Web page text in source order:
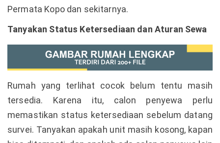
Permata Kopo dan sekitarnya.
Tanyakan Status Ketersediaan dan Aturan Sewa
Rumah yang terlihat cocok belum tentu masih
tersedia. Karena itu, calon penyewa perlu
memastikan status ketersediaan sebelum datang
survei. Tanyakan apakah unit masih kosong, kapan